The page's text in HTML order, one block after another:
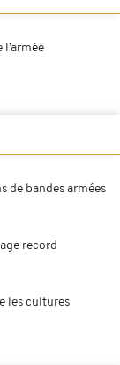
de bandes armées
record
les cultures